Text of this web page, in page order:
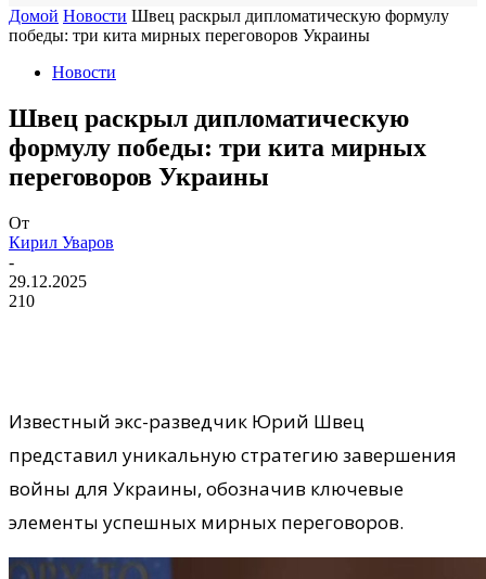
Домой Новости Швец раскрыл дипломатическую формулу
победы: три кита мирных переговоров Украины
Новости
Швец раскрыл дипломатическую
формулу победы: три кита мирных
переговоров Украины
От
Кирил Уваров
-
29.12.2025
210
Известный экс-разведчик Юрий Швец
представил уникальную стратегию завершения
войны для Украины, обозначив ключевые
элементы успешных мирных переговоров.